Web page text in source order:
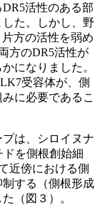
活性のある部
た。しかし、野
方の活性を弱め
方のDR5活性が
になりました。
受容体が、側
に必要であるこ
は、シロイヌナ
ドを側根創始細
近傍における側
する（側根形成
（図３）。